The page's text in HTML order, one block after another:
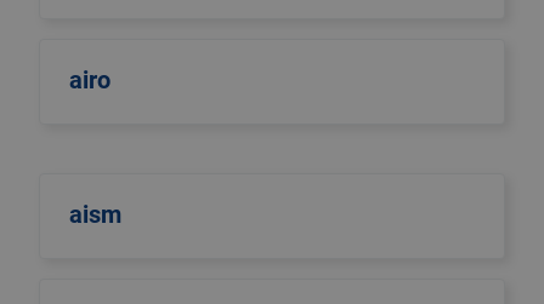
airo
aism